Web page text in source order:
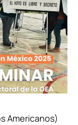
Americanos)